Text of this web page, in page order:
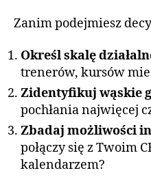
Zanim podejmiesz
Określ skalę
trenerów, kursów
Zidentyfikuj wąskie
pochłania najwięcej
Zbadaj możliwości
połączy się z Twoim
kalendarzem?